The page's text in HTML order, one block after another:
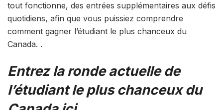
tout fonctionne, des entrées supplémentaires aux défis
quotidiens, afin que vous puissiez comprendre
comment gagner l’étudiant le plus chanceux du
Canada. .
Entrez la ronde actuelle de
l’étudiant le plus chanceux du